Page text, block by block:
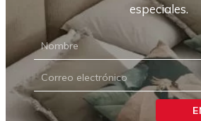
especiales.
NEWSLETTER
CARRIÓN